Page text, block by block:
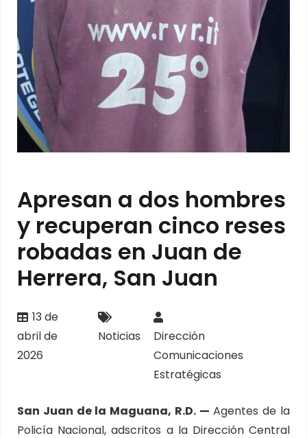
Apresan a dos hombres
y recuperan cinco reses
robadas en Juan de
Herrera, San Juan
13 de
abril de
2026
Noticias
Dirección
Comunicaciones
Estratégicas
San Juan de la Maguana, R.D. — Agentes de la
Policía Nacional, adscritos a la Dirección Central